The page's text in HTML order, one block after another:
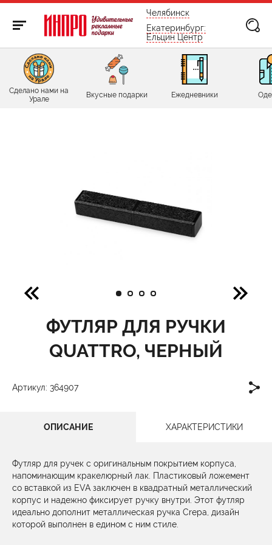
бесплатно по России
Челябинск
Екатеринбург:
Ельцин Центр
Сделано нами на
Урале
Вкусные подарки Ежедневники
ФУТЛЯР ДЛЯ РУЧКИ
QUATTRO, ЧЕРНЫЙ
Артикул: 364907
ОПИСАНИЕ ХАРАКТЕРИСТИКИ
Футляр для ручек с оригинальным покрытием корпуса,
напоминающим кракелюрный лак. Пластиковый ложемент
со вставкой из EVA заключен в квадратный металлический
корпус и надежно фиксирует ручку внутри. Этот футляр
идеально дополнит металлическая ручка Crepa, дизайн
которой выполнен в едином с ним стиле.